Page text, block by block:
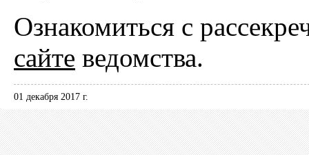
Ознакомиться с
сайте ведомства.
01 декабря 2017 г.